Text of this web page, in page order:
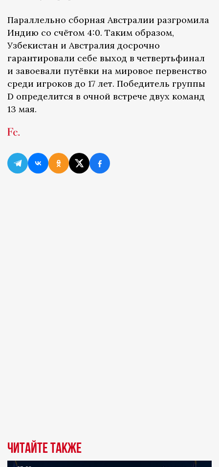
Параллельно сборная Австралии разгромила
Индию со счётом 4:0. Таким образом,
Узбекистан и Австралия досрочно
гарантировали себе выход в четвертьфинал
и завоевали путёвки на мировое первенство
среди игроков до 17 лет. Победитель группы
D определится в очной встрече двух команд
13 мая.
Читайте также